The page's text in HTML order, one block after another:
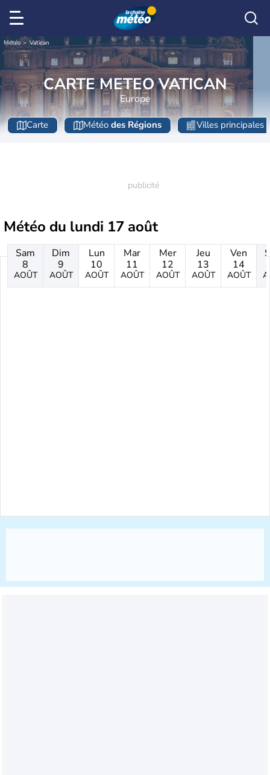
Météo Vatican
CARTE METEO VATICAN
Europe
Carte Météo des Régions Villes principales
Météo du lundi 17 août
Sam
8
AOÛT
Dim
9
AOÛT
Lun
10
AOÛT
Mar
11
AOÛT
Mer
12
AOÛT
Jeu
13
AOÛT
Ven
14
AOÛT